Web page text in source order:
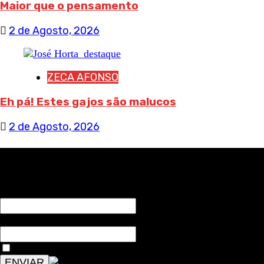
Maior que o pensamento
2 de Agosto, 2026
ZECA AFONSO
Eh pá! Estes gajos são malucos
2 de Agosto, 2026